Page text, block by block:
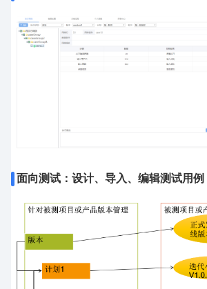
面向测试：设计、导入、编辑测试用例